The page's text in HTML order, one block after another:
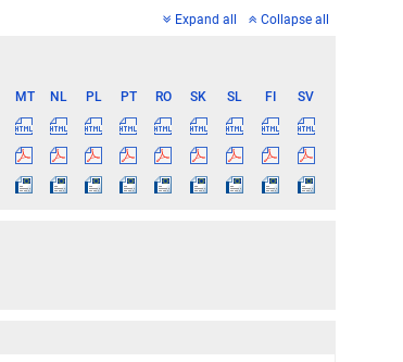
Expand all Collapse all
MT NL PL PT RO SK SL FI
SV